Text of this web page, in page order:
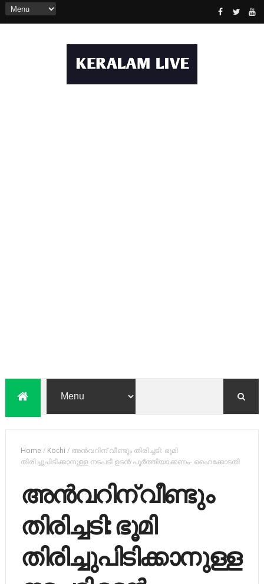
Home / Kochi / അന്‍വറിന് വീണ്ടും തിരിച്ചടി: ഭൂമി
തിരിച്ചുപിടിക്കാനുള്ള നടപടി ഉടന്‍ പൂര്‍ത്തിയാക്കണം- ഹൈക്കോടതി
അന്‍വറിന് വീണ്ടും
തിരിച്ചടി: ഭൂമി
തിരിച്ചുപിടിക്കാനുള്ള